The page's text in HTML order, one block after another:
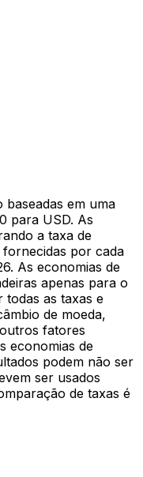
baseadas em uma
para USD. As
a taxa de
por cada
As economias de
apenas para o
todas as taxas e
de moeda,
fatores
economias de
podem não ser
ser usados
de taxas é